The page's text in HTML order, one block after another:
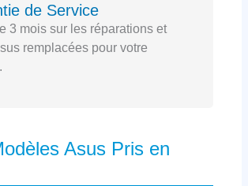
de Service
3 mois sur les réparations et
remplacées pour votre
Asus Pris en